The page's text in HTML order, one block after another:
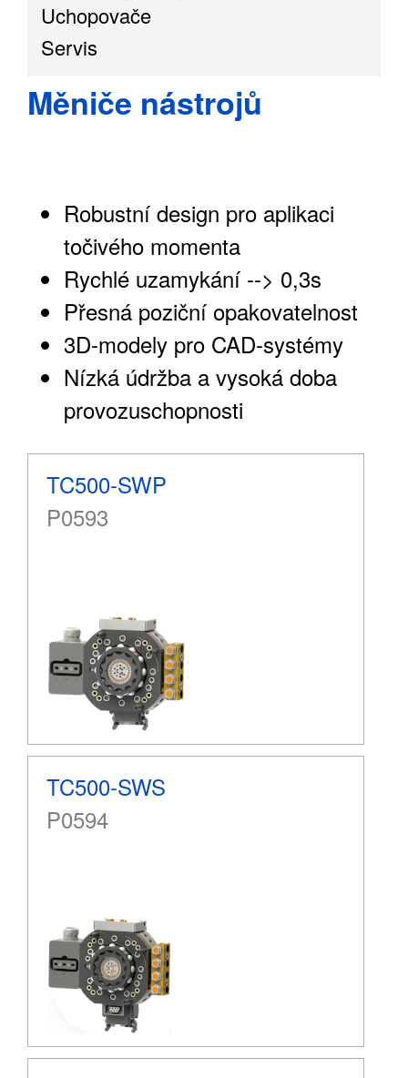
Uchopovače
Servis
Měniče nástrojů
Robustní design pro aplikaci
točivého momenta
Rychlé uzamykání --> 0,3s
Přesná poziční opakovatelnost
3D-modely pro CAD-systémy
Nízká údržba a vysoká doba
provozuschopnosti
TC500-SWP
P0593
TC500-SWS
P0594